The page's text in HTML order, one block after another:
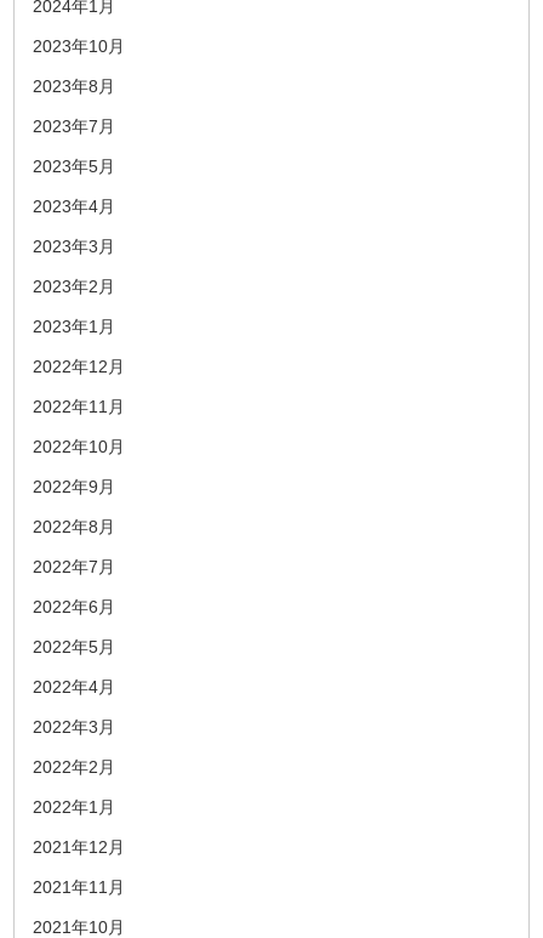
2024年1月
2023年10月
2023年8月
2023年7月
2023年5月
2023年4月
2023年3月
2023年2月
2023年1月
2022年12月
2022年11月
2022年10月
2022年9月
2022年8月
2022年7月
2022年6月
2022年5月
2022年4月
2022年3月
2022年2月
2022年1月
2021年12月
2021年11月
2021年10月